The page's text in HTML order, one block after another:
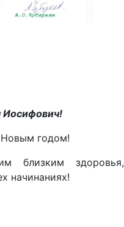
годом!
здоровья,
начинаниях!
РАН